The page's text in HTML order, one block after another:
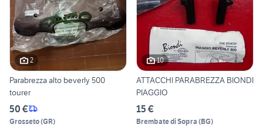
2
Parabrezza alto beverly 500
tourer
50 €
Grosseto(GR)
10
ATTACCHI PARABREZZA BIONDI
PIAGGIO
15 €
Brembate di Sopra (BG)